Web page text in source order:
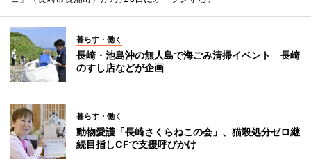
暮らす・働く
長崎・池島沖の無人島で海ごみ清掃イベント 長崎
のすし店などが企画
暮らす・働く
動物愛護「長崎さくらねこの会」、猫殺処分ゼロ継
続目指しCFで支援呼びかけ